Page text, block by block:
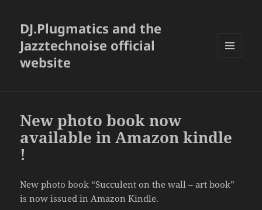
DJ.Plugmatics and the
Jazztechnoise official
website
New photo book now
available in Amazon kindle
!
New photo book “Succulent on the wall – art book”
is now issued in Amazon Kindle.